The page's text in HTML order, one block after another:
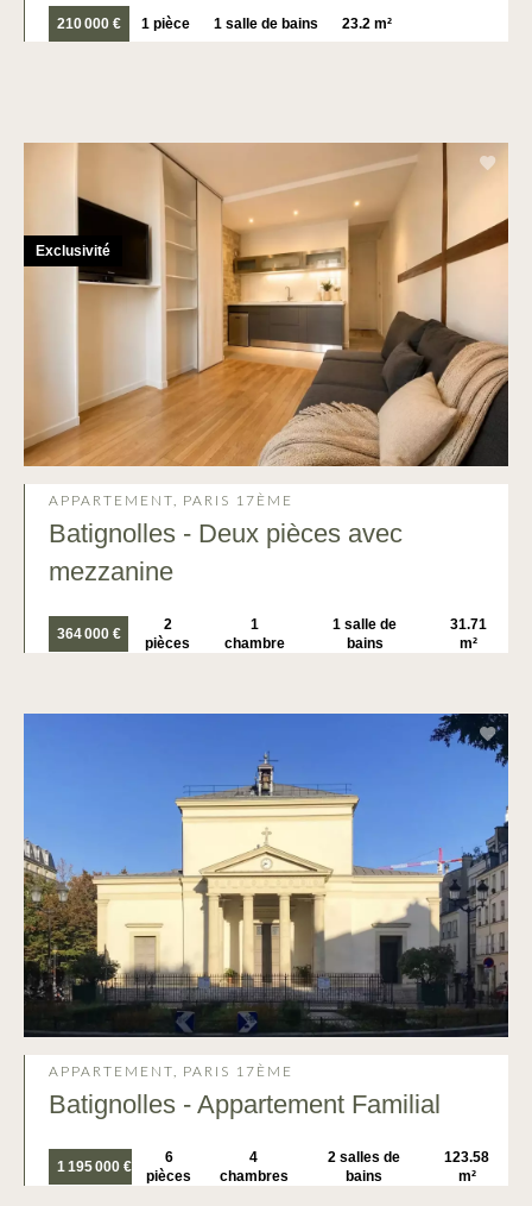
210 000 € 1 pièce 1 salle de bains 23.2 m²
APPARTEMENT, PARIS 17ÈME
Batignolles - Deux pièces avec
mezzanine
364 000 €
2
pièces
1
chambre
1 salle de
bains
31.71
m²
Exclusivité
APPARTEMENT, PARIS 17ÈME
Batignolles - Appartement Familial
1 195 000 €
6
pièces
4
chambres
2 salles de
bains
123.58
m²